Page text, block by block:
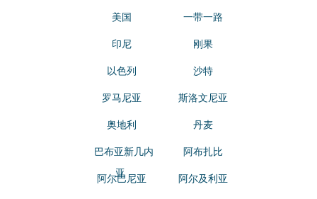
美国 一带一路
印尼 刚果
以色列 沙特
罗马尼亚 斯洛文尼亚
奥地利 丹麦
巴布亚新几内
亚
阿布扎比
阿尔巴尼亚 阿尔及利亚